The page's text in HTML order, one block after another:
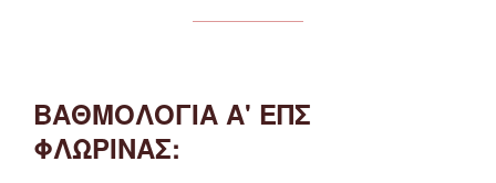
ΒΑΘΜΟΛΟΓΙΑ Α' ΕΠΣ
ΦΛΩΡΙΝΑΣ: